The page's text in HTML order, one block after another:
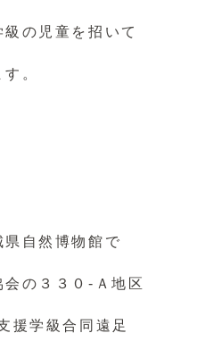
の児童を招いて
。
県自然博物館で
の３３０‐Ａ地区
援学級合同遠足